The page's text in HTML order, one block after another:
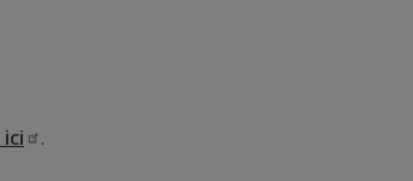
ici .